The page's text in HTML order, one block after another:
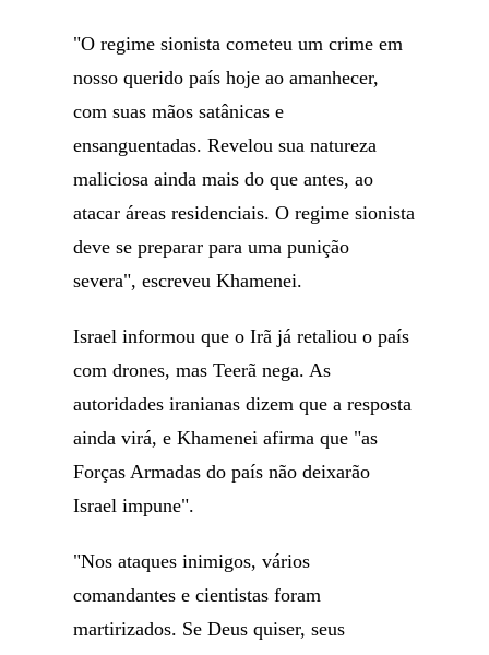
"O regime sionista cometeu um crime em
nosso querido país hoje ao amanhecer,
com suas mãos satânicas e
ensanguentadas. Revelou sua natureza
maliciosa ainda mais do que antes, ao
atacar áreas residenciais. O regime sionista
deve se preparar para uma punição
severa", escreveu Khamenei.
Israel informou que o Irã já retaliou o país
com drones, mas Teerã nega. As
autoridades iranianas dizem que a resposta
ainda virá, e Khamenei afirma que "as
Forças Armadas do país não deixarão
Israel impune".
"Nos ataques inimigos, vários
comandantes e cientistas foram
martirizados. Se Deus quiser, seus